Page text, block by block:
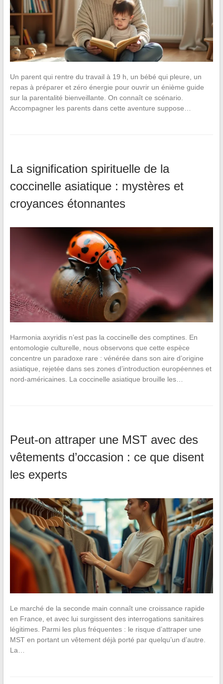
Un parent qui rentre du travail à 19 h, un bébé qui pleure, un
repas à préparer et zéro énergie pour ouvrir un énième guide
sur la parentalité bienveillante. On connaît ce scénario.
Accompagner les parents dans cette aventure suppose…
La signification spirituelle de la
coccinelle asiatique : mystères et
croyances étonnantes
Harmonia axyridis n’est pas la coccinelle des comptines. En
entomologie culturelle, nous observons que cette espèce
concentre un paradoxe rare : vénérée dans son aire d’origine
asiatique, rejetée dans ses zones d’introduction européennes et
nord-américaines. La coccinelle asiatique brouille les…
Peut-on attraper une MST avec des
vêtements d’occasion : ce que disent
les experts
Le marché de la seconde main connaît une croissance rapide
en France, et avec lui surgissent des interrogations sanitaires
légitimes. Parmi les plus fréquentes : le risque d’attraper une
MST en portant un vêtement déjà porté par quelqu’un d’autre.
La…